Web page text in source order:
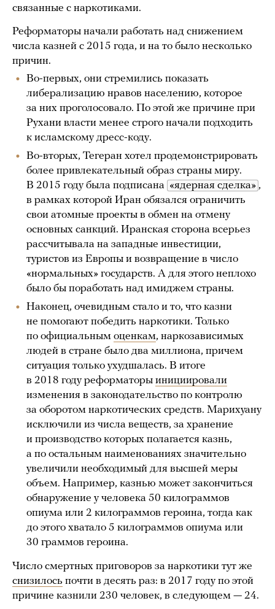
связанные с наркотиками.
Реформаторы начали работать над снижением
числа казней с 2015 года, и на то было несколько
причин.
Во-первых, они стремились показать
либерализацию нравов населению, которое
за них проголосовало. По этой же причине при
Рухани власти менее строго начали подходить
к исламскому дресс-коду.
Во-вторых, Тегеран хотел продемонстрировать
более привлекательный образ страны миру.
В 2015 году была подписана «ядерная сделка» ,
в рамках которой Иран обязался ограничить
свои атомные проекты в обмен на отмену
основных санкций. Иранская сторона всерьез
рассчитывала на западные инвестиции,
туристов из Европы и возвращение в число
«нормальных» государств. А для этого неплохо
было бы поработать над имиджем страны.
Наконец, очевидным стало и то, что казни
не помогают победить наркотики. Только
по официальным оценкам, наркозависимых
людей в стране было два миллиона, причем
ситуация только ухудшалась. В итоге
в 2018 году реформаторы инициировали
изменения в законодательство по контролю
за оборотом наркотических средств. Марихуану
исключили из числа веществ, за хранение
и производство которых полагается казнь,
а по остальным наименованиях значительно
увеличили необходимый для высшей меры
объем. Например, казнью может закончиться
обнаружение у человека 50 килограммов
опиума или 2 килограммов героина, тогда как
до этого хватало 5 килограммов опиума или
30 граммов героина.
Число смертных приговоров за наркотики тут же
снизилось почти в десять раз: в 2017 году по этой
причине казнили 230 человек, в следующем — 24.